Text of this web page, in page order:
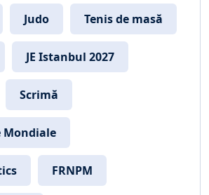
Judo Tenis de masă
JE Istanbul 2027
Scrimă
Mondiale
FRNPM